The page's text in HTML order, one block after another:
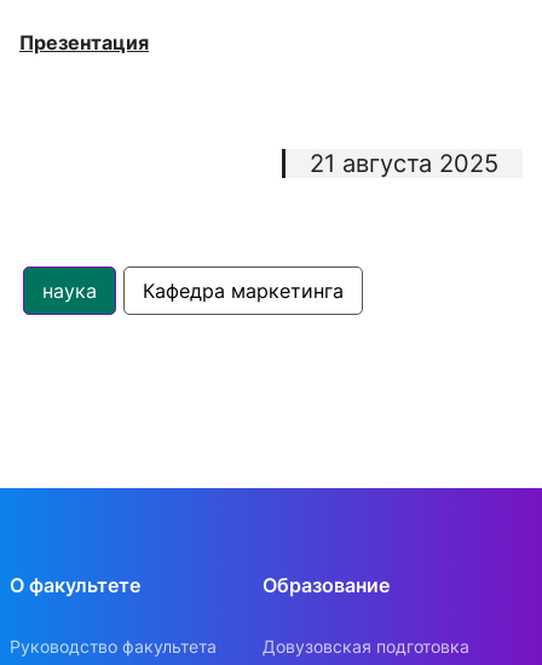
Презентация
21 августа 2025
наука Кафедра маркетинга
О факультете
Руководство факультета
Образование
Довузовская подготовка